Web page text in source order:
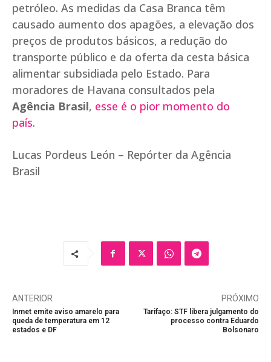
petróleo. As medidas da Casa Branca têm
causado aumento dos apagões, a elevação dos
preços de produtos básicos, a redução do
transporte público e da oferta da cesta básica
alimentar subsidiada pelo Estado. Para
moradores de Havana consultados pela
Agência Brasil, esse é o pior momento do
país.
Lucas Pordeus León – Repórter da Agência
Brasil
ANTERIOR
Inmet emite aviso amarelo para
queda de temperatura em 12
estados e DF
PRÓXIMO
Tarifaço: STF libera julgamento do
processo contra Eduardo
Bolsonaro